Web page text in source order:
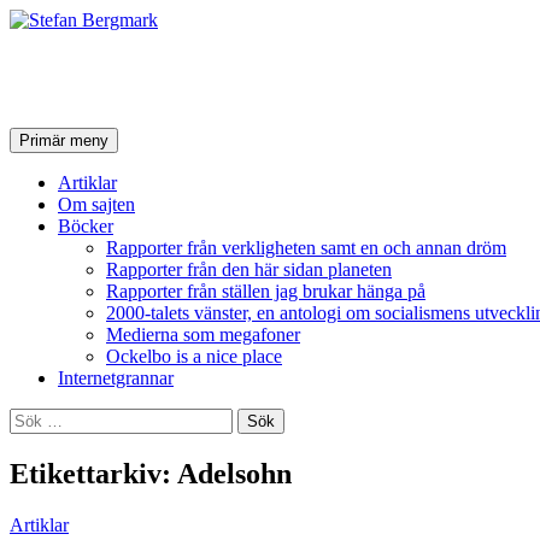
SökPrimär meny Hoppa
till
innehåll
Artiklar
Om sajten
Böcker
Rapporter från verkligheten samt en och annan dröm
Rapporter från den här sidan planeten
Rapporter från ställen jag brukar hänga på
2000-talets vänster, en antologi om socialismens
Medierna som megafoner
Ockelbo is a nice place
Internetgrannar
Sök
efter:
Etikettarkiv: Adelsohn
Artiklar